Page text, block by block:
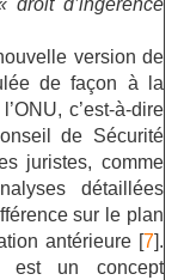
d’ingérence
version de
de façon à la
c’est-à-dire
de Sécurité
juristes, comme
détaillées
sur le plan
antérieure [7].
est un concept